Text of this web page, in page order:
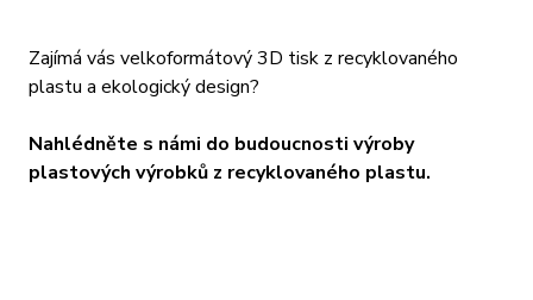
Zajímá vás velkoformátový 3D tisk z recyklovaného
plastu a ekologický design?
Nahlédněte s námi do budoucnosti výroby
plastových výrobků z recyklovaného plastu.